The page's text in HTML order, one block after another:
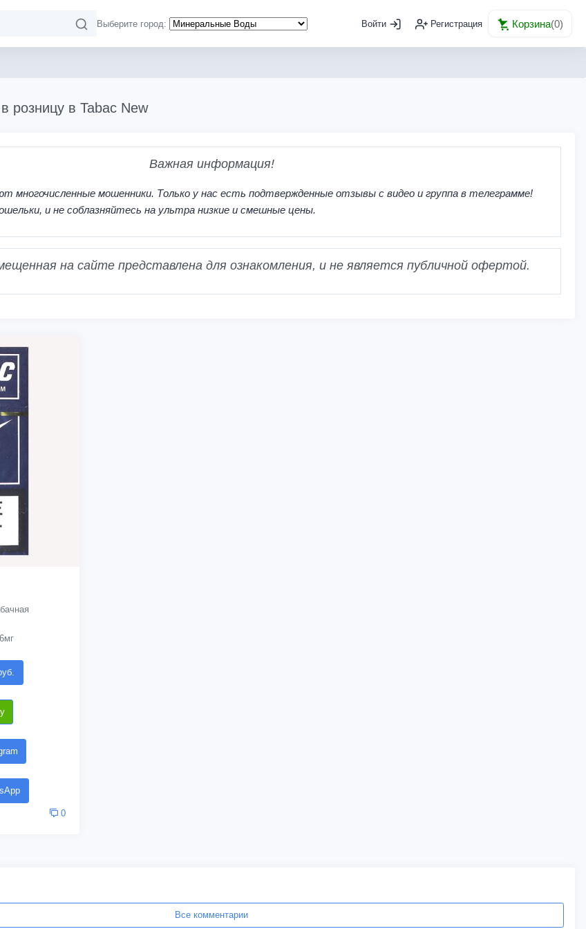
Выберите город: Войти Регистрация Корзина(0)
розницу в Tabac New
Важная информация!
многочисленные мошенники. Только у нас есть подтвержденные отзывы с видео и группа в телеграмме!
и не соблазняйтесь на ультра низкие и смешные цены.
на сайте представлена для ознакомления, и не является публичной офертой.
0
Все комментарии